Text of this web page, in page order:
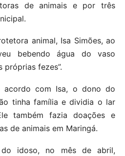
de animais e por três
animal, Isa Simões, ao
bebendo água do vaso
próprias fezes”.
acordo com Isa, o dono do
tinha família e dividia o lar
também fazia doações e
de animais em Maringá.
idoso, no mês de abril,